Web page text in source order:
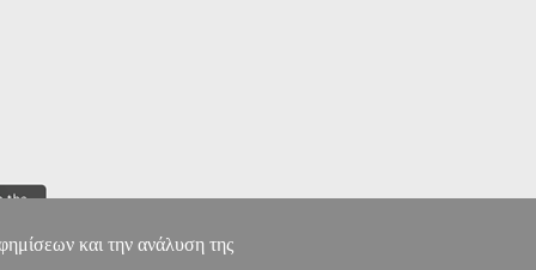
και την ανάλυση της